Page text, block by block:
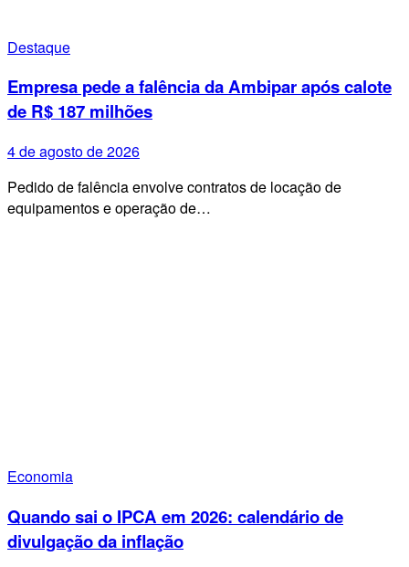
Destaque
Empresa pede a falência da Ambipar após calote
de R$ 187 milhões
4 de agosto de 2026
Pedido de falência envolve contratos de locação de
equipamentos e operação de…
Economia
Quando sai o IPCA em 2026: calendário de
divulgação da inflação